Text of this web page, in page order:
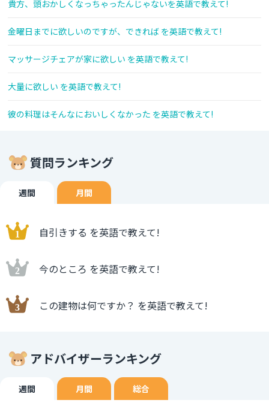
貴方、頭おかしくなっちゃったんじゃないを英語で教えて!
金曜日までに欲しいのですが、できれば を英語で教えて!
マッサージチェアが家に欲しい を英語で教えて!
大量に欲しい を英語で教えて!
彼の料理はそんなにおいしくなかった を英語で教えて!
質問ランキング
週間 月間
自引きする を英語で教えて!
今のところ を英語で教えて!
この建物は何ですか？ を英語で教えて!
アドバイザーランキング
週間 月間 総合